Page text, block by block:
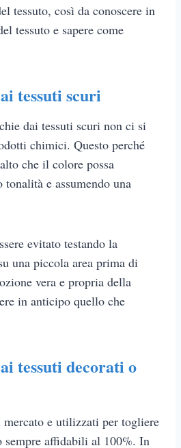
tessuto, così da conoscere in
tessuto e sapere come
tessuti scuri
dai tessuti scuri non ci si
chimici. Questo perché
che il colore possa
e assumendo una
evitato testando la
una piccola area prima di
vera e propria della
in anticipo quello che
tessuti decorati o
e utilizzati per togliere
sempre affidabili al 100%. In